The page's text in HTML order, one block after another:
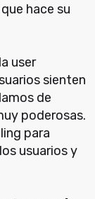
hace su
user
sienten
de
poderosas.
para
usuarios y